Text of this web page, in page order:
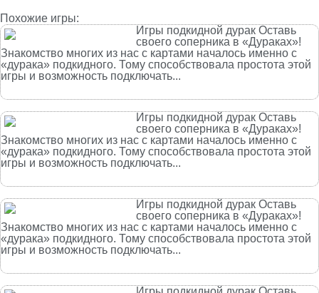
Похожие игры:
Игры подкидной дурак Оставь
своего соперника в «Дураках»!
Знакомство многих из нас с картами началось именно с
«дурака» подкидного. Тому способствовала простота этой
игры и возможность подключать...
Игры подкидной дурак Оставь
своего соперника в «Дураках»!
Знакомство многих из нас с картами началось именно с
«дурака» подкидного. Тому способствовала простота этой
игры и возможность подключать...
Игры подкидной дурак Оставь
своего соперника в «Дураках»!
Знакомство многих из нас с картами началось именно с
«дурака» подкидного. Тому способствовала простота этой
игры и возможность подключать...